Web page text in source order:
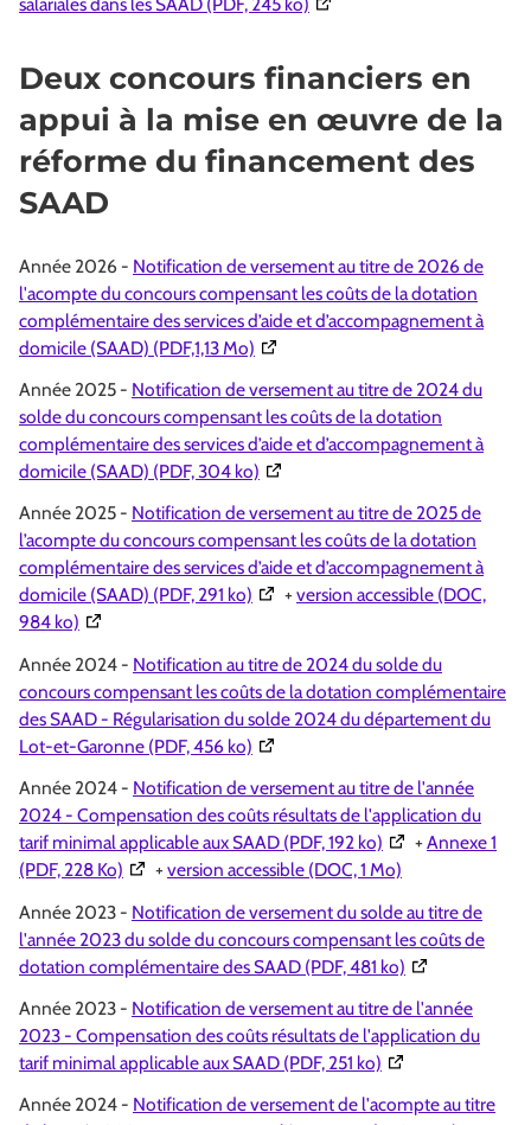
Deux concours financiers en
appui à la mise en œuvre de la
réforme du financement des
SAAD
Année 2026 - Notification de versement au titre de 2026 de
l'acompte du concours compensant les coûts de la dotation
complémentaire des services d’aide et d’accompagnement à
domicile (SAAD) (PDF,1,13 Mo) (Ouverture dans une nouvelle
Année 2025 - Notification de versement au titre de 2024 du
solde du concours compensant les coûts de la dotation
complémentaire des services d’aide et d’accompagnement à
domicile (SAAD) (PDF, 304 ko) (Ouverture dans une nouvelle
Année 2025 - Notification de versement au titre de 2025 de
l’acompte du concours compensant les coûts de la dotation
complémentaire des services d’aide et d’accompagnement à
domicile (SAAD) (PDF, 291 ko) (Ouverture dans une nouvelle
+version accessible (DOC,
984 ko) (Ouverture dans une nouvelle fenêtre)
Année 2024 - Notification au titre de 2024 du solde du
concours compensant les coûts de la dotation complémentaire
des SAAD - Régularisation du solde 2024 du département du
Lot-et-Garonne (PDF, 456 ko) (Ouverture dans une nouvelle
Année 2024 - Notification de versement au titre de l'année
2024 - Compensation des coûts résultats de l'application du
tarif minimal applicable aux SAAD (PDF, 192 ko) (Ouverture dans
+Annexe 1
(PDF, 228 Ko) (Ouverture dans une nouvelle fenêtre)
+version accessible (DOC, 1 Mo)
Année 2023 - Notification de versement du solde au titre de
l'année 2023 du solde du concours compensant les coûts de
dotation complémentaire des SAAD (PDF, 481 ko) (Ouverture
Année 2023 - Notification de versement au titre de l'année
2023 - Compensation des coûts résultats de l'application du
tarif minimal applicable aux SAAD (PDF, 251 ko) (Ouverture dans
Année 2024 - Notification de versement de l'acompte au titre